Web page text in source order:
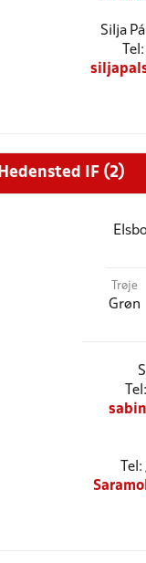
Silja
Hedensted IF (2)
Trøje
Grøn